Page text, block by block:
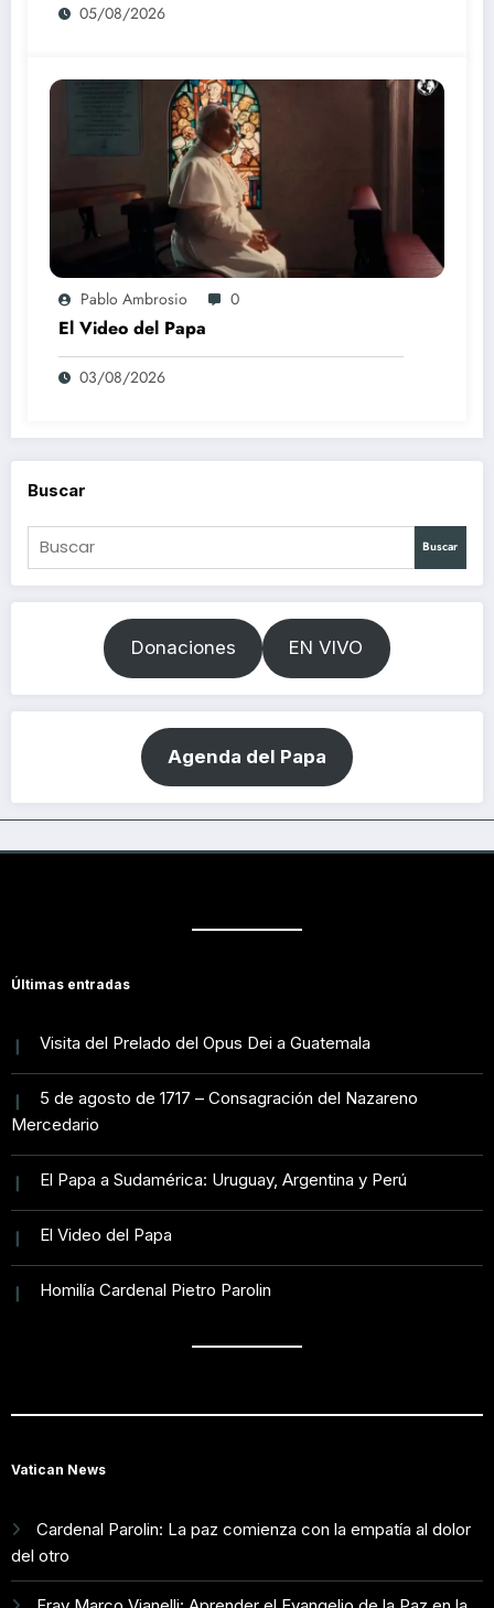
05/08/2026
Pablo Ambrosio 0
El Video del Papa
03/08/2026
Buscar
Buscar
Donaciones EN VIVO
Agenda del Papa
Últimas entradas
Visita del Prelado del Opus Dei a Guatemala
5 de agosto de 1717 – Consagración del Nazareno
Mercedario
El Papa a Sudamérica: Uruguay, Argentina y Perú
El Video del Papa
Homilía Cardenal Pietro Parolin
Vatican News
Cardenal Parolin: La paz comienza con la empatía al dolor
del otro